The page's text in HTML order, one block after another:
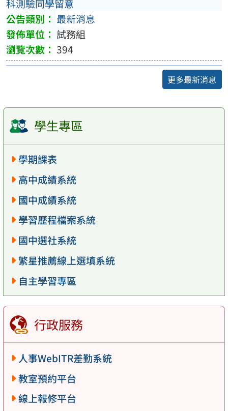
科測驗同學留意
最新消息
試務組
394
更多最新消息
學生專區
學期課表
高中成績系統
國中成績系統
學習歷程檔案系統
國中選社系統
繁星推薦線上選填系統
自主學習專區
行政服務
人事WebITR差勤系統
教室預約平台
線上報修平台